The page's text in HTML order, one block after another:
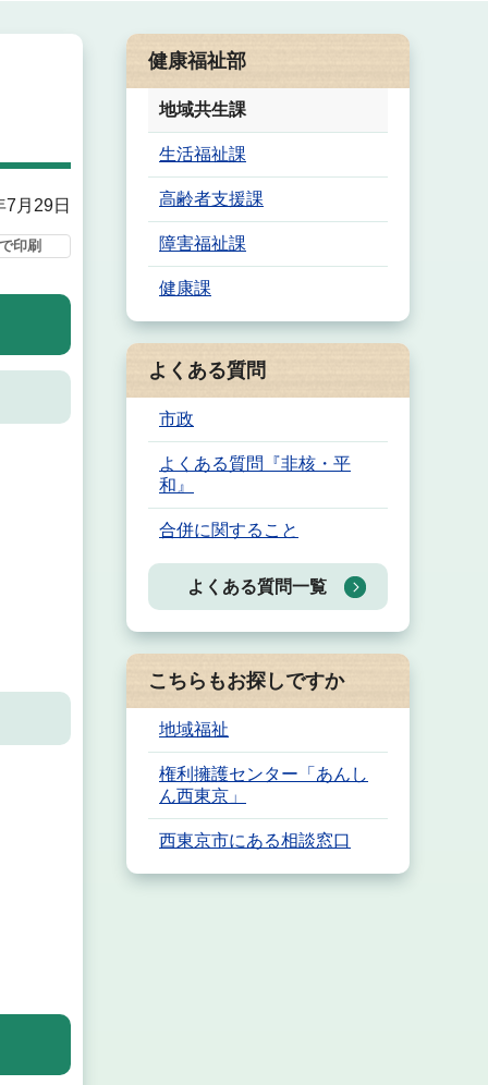
月29日
印刷
健康福祉部
地域共生課
生活福祉課
高齢者支援課
障害福祉課
健康課
よくある質問
市政
よくある質問『非核・平
和』
合併に関すること
よくある質問一覧
こちらもお探しですか
地域福祉
権利擁護センター「あんし
ん西東京」
西東京市にある相談窓口